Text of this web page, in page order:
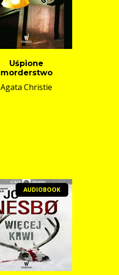
Uśpione
morderstwo
Agata Christie
AUDIOBOOK